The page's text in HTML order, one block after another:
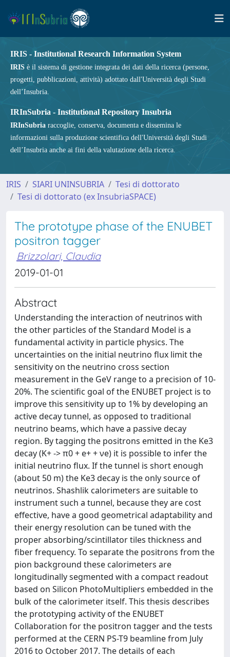
IRIS - Institutional Research Information System
IRIS è il sistema di gestione integrata dei dati della ricerca (persone,
progetti, pubblicazioni, attività) adottato dall'Università degli Studi
dell’Insubria.
IRInSubria - Institutional Repository Insubria
IRInSubria raccoglie, conserva, documenta e dissemina le
informazioni sulla produzione scientifica dell'Università degli Studi
dell’Insubria anche ai fini della valutazione della ricerca.
IRIS SIARI UNINSUBRIA
Tesi di dottorato
Tesi di dottorato (ex InsubriaSPACE)
The prototype phase of the ENUBET
positron tagger
Brizzolari, Claudia
2019-01-01
Abstract
Understanding the interaction of neutrinos with
the other particles of the Standard Model is a
fundamental activity in particle physics. The
uncertainties on the initial neutrino flux limit the
sensitivity on the neutrino cross section
measurement in the GeV range to a precision of 10-
20%. The scientific goal of the ENUBET project is to
improve this sensitivity up to 1% by developing an
active decay tunnel, as opposed to traditional
neutrino beams, which have a passive decay
region. By tagging the positrons emitted in the Ke3
decay (K+ -> π0 + e+ + νe) it is possible to infer the
initial neutrino flux. If the tunnel is short enough
(about 50 m) the Ke3 decay is the only source of
neutrinos. Shashlik calorimeters are suitable to
instrument such a tunnel, because they are cost
effective, have a good geometrical adaptability and
their energy resolution can be tuned with the
proper absorbing/scintillator tiles thickness and
fiber frequency. To separate the positrons from the
pion background these calorimeters are
longitudinally segmented with a compact readout
based on Silicon PhotoMultipliers embedded in the
bulk of the calorimeter itself. This thesis describes
the prototyping activity of the ENUBET
Collaboration for the positron tagger and the tests
performed at the CERN PS-T9 beamline from July
2016 to October 2017. The details of each